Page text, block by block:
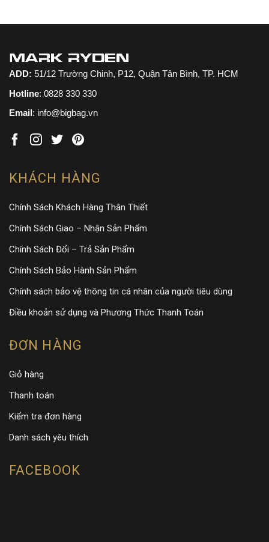
ADD: 51/12 Trường Chinh, P12, Quận Tân Bình, TP. HCM
Hotline: 0828 330 330
Email: info@bigbag.vn
KHÁCH HÀNG
Chính Sách Khách Hàng Thân Thiết
Chính Sách Giao – Nhận Sản Phẩm
Chính Sách Đổi – Trả Sản Phẩm
Chính Sách Bảo Hành Sản Phẩm
Chính sách bảo vệ thông tin cá nhân của người tiêu dùng
Điều khoản sử dụng và Phương Thức Thanh Toán
ĐƠN HÀNG
Giỏ hàng
Thanh toán
Kiểm tra đơn hàng
Danh sách yêu thích
FACEBOOK